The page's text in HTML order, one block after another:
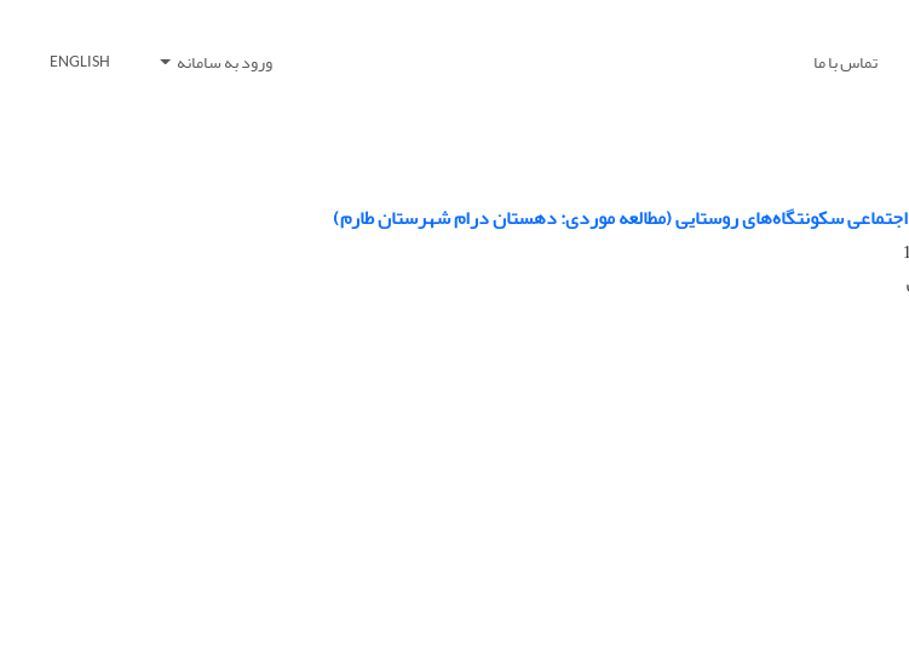
تماس با ما ورود به سامانه ENGLISH
سکونتگاه‌های روستایی (مطالعه موردی: دهستان درام شهرستان طارم)